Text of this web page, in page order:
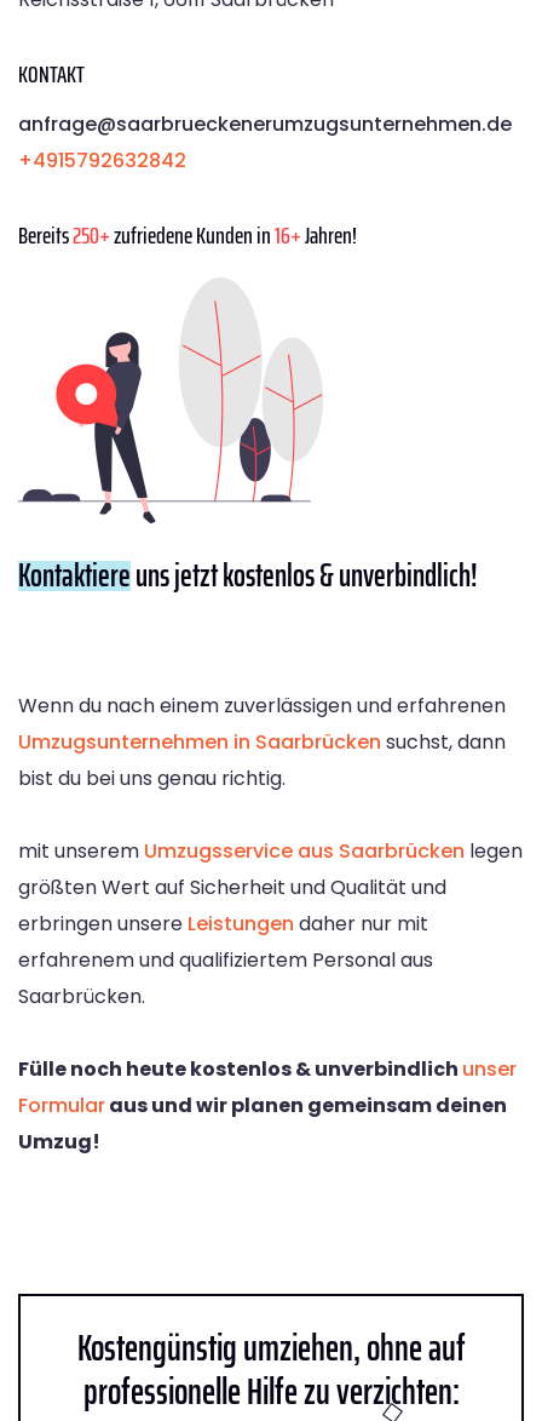
KONTAKT
anfrage@saarbrueckenerumzugsunternehmen.de
+4915792632842
Bereits250+zufriedene Kunden in16+Jahren!
Kontaktiereuns jetzt kostenlos & unverbindlich!
Wenn du nach einem zuverlässigen und erfahrenen
Umzugsunternehmen in Saarbrücken suchst, dann
bist du bei uns genau richtig.
mit unserem Umzugsservice aus Saarbrücken legen
größten Wert auf Sicherheit und Qualität und
erbringen unsere Leistungen daher nur mit
erfahrenem und qualifiziertem Personal aus
Saarbrücken.
Fülle noch heute kostenlos & unverbindlich unser
Formularaus und wir planen gemeinsam deinen
Umzug!
Kostengünstig umziehen, ohne auf
professionelle Hilfe zu verzichten: